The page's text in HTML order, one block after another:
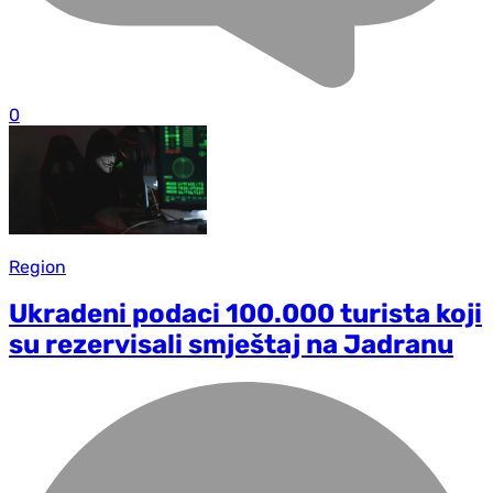
0
Region
Ukradeni podaci 100.000 turista koji
su rezervisali smještaj na Jadranu